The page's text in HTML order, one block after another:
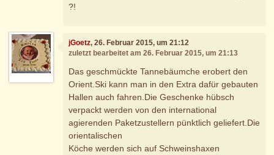
?!
jGoetz, 26. Februar 2015, um 21:12
zuletzt bearbeitet am 26. Februar 2015, um 21:13
Das geschmückte Tannebäumche erobert den
Orient.Ski kann man in den Extra dafür gebauten
Hallen auch fahren.Die Geschenke hübsch
verpackt werden von den international
agierenden Paketzustellern pünktlich geliefert.Die
orientalischen
Köche werden sich auf Schweinshaxen